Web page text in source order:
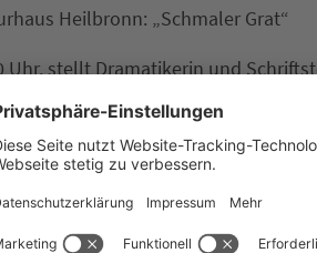
Heilbronn: „Schmaler Grat“
Uhr, stellt Dramatikerin und
die um 16 Uhr
vor. Die darin enthaltenen
mit poetischer Wucht von
und der Fragilität
gerät in einen Lauf um ihr Leben.